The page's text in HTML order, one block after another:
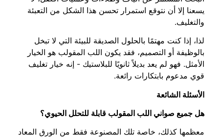
يسعنا إلا أن نتوقع استمرار تحسن هذا الشكل من التعبئة
والتغليف.
لذا، إذا كنت مهتمًا بالحلول الصديقة للبيئة التي لا تبخل
بالوظيفة أو التصميم، فقد يكون اللب المقولب هو الخيار
الأمثل. فهو لم يعد بديلاً ثانويًا للبلاستيك - إنه خيار تغليف
قوي مدعوم بابتكارات رائعة.
الأسئلة الشائعة
هل جميع صواني اللب المقولب قابلة للتحلل الحيوي؟
معظمها كذلك، خاصة تلك المصنوعة فقط من الورق المعاد